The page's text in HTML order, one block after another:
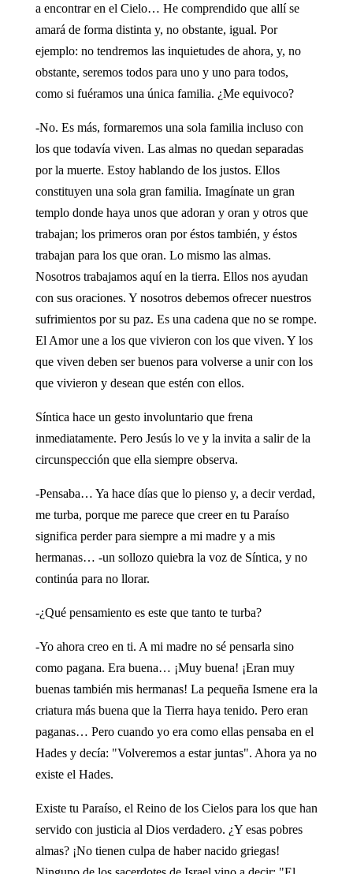
a encontrar en el Cielo… He comprendido que allí se
amará de forma distinta y, no obstante, igual. Por
ejemplo: no tendremos las inquietudes de ahora, y, no
obstante, seremos todos para uno y uno para todos,
como si fuéramos una única familia. ¿Me equivoco?
-No. Es más, formaremos una sola familia incluso con
los que todavía viven. Las almas no quedan separadas
por la muerte. Estoy hablando de los justos. Ellos
constituyen una sola gran familia. Imagínate un gran
templo donde haya unos que adoran y oran y otros que
trabajan; los primeros oran por éstos también, y éstos
trabajan para los que oran. Lo mismo las almas.
Nosotros trabajamos aquí en la tierra. Ellos nos ayudan
con sus oraciones. Y nosotros debemos ofrecer nuestros
sufrimientos por su paz. Es una cadena que no se rompe.
El Amor une a los que vivieron con los que viven. Y los
que viven deben ser buenos para volverse a unir con los
que vivieron y desean que estén con ellos.
Síntica hace un gesto involuntario que frena
inmediatamente. Pero Jesús lo ve y la invita a salir de la
circunspección que ella siempre observa.
-Pensaba… Ya hace días que lo pienso y, a decir verdad,
me turba, porque me parece que creer en tu Paraíso
significa perder para siempre a mi madre y a mis
hermanas… -un sollozo quiebra la voz de Síntica, y no
continúa para no llorar.
-¿Qué pensamiento es este que tanto te turba?
-Yo ahora creo en ti. A mi madre no sé pensarla sino
como pagana. Era buena… ¡Muy buena! ¡Eran muy
buenas también mis hermanas! La pequeña Ismene era la
criatura más buena que la Tierra haya tenido. Pero eran
paganas… Pero cuando yo era como ellas pensaba en el
Hades y decía: "Volveremos a estar juntas". Ahora ya no
existe el Hades.
Existe tu Paraíso, el Reino de los Cielos para los que han
servido con justicia al Dios verdadero. ¿Y esas pobres
almas? ¡No tienen culpa de haber nacido griegas!